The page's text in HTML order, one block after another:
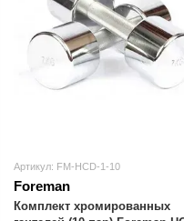
Артикул: FM-HCD-1-10
Foreman
Комплект хромированных